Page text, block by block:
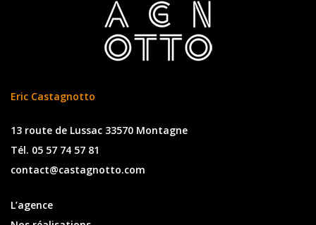
Eric Castagnotto
13 route de Lussac 33570 Montagne
Tél. 05 57 74 57 81
contact@castagnotto.com
L’agence